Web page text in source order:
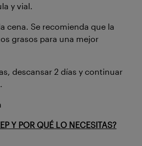
y vial.
cena. Se recomienda que la
grasos para una mejor
descansar 2 días y continuar
Y POR QUÉ LO NECESITAS?